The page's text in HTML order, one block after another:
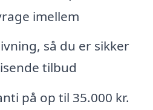
imellem
så du er sikker
tilbud
på op til 35.000 kr.